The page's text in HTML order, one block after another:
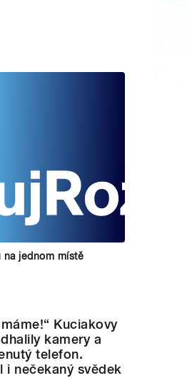
na jednom místě
Kuciakovy
kamery a
telefon.
i nečekaný svědek